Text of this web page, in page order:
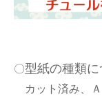
〇型紙の種類に
カット済み、Ａ